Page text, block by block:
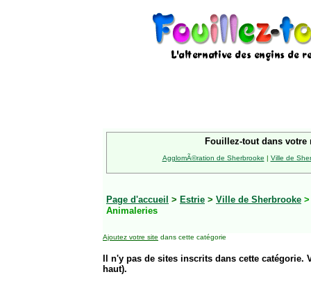
Fouillez-tout dans votre
AgglomÃ©ration de Sherbrooke | Ville de
Page d'accueil > Estrie > Ville de Sherbrooke
Animaleries
Ajoutez votre site dans cette catégorie
Il n'y pas de sites inscrits dans cette
haut).